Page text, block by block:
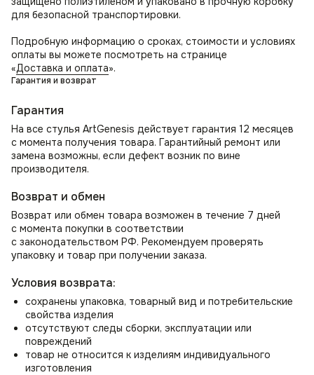
красоты и современности в оформление интерьера
на кухню и дополнением к обеденному столу, в том числе
для кафе и ресторанов. Организуйте удобное место для
отдыха с помощью стула в гостиную.
просмотра новостей или использоваться как стул для
туалетного столика. Прекрасно впишется в зал или
прихожую как элемент декора и место ожидания.
В комнате школьника или студента создаст уютную
атмосферу для учебы и занятий, работы над проектами.
В офисе отлично смотрится как кресло для переговорных,
для безопасной транспортировки.
Подробную информацию о сроках, стоимости и условиях
оплаты вы можете посмотреть на странице
«Доставка и оплата».
Гарантия и возврат
Гарантия
На все стулья ArtGenesis действует гарантия 12 месяцев
с момента получения товара. Гарантийный ремонт или
замена возможны, если дефект возник по вине
производителя.
Возврат и обмен
Возврат или обмен товара возможен в течение 7 дней
с момента покупки в соответствии
с законодательством РФ. Рекомендуем проверять
упаковку и товар при получении заказа.
Условия возврата:
сохранены упаковка, товарный вид и потребительские
свойства изделия
отсутствуют следы сборки, эксплуатации или
повреждений
товар не относится к изделиям индивидуального
изготовления